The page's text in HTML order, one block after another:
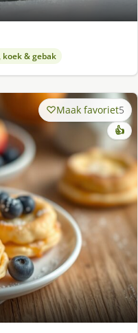
koek & gebak
Maak favoriet5
👍